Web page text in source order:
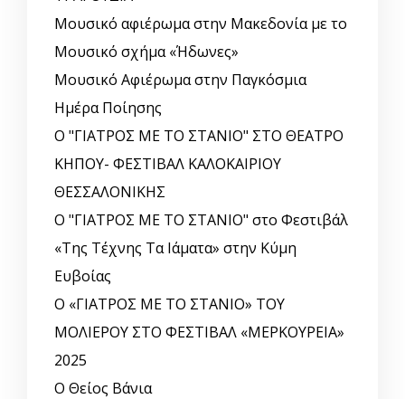
Μουσικό αφιέρωμα στην Μακεδονία με το
Μουσικό σχήμα «Ήδωνες»
Μουσικό Αφιέρωμα στην Παγκόσμια
Ημέρα Ποίησης
Ο "ΓΙΑΤΡΟΣ ΜΕ ΤΟ ΣΤΑΝΙΟ" ΣΤΟ ΘΕΑΤΡΟ
ΚΗΠΟΥ- ΦΕΣΤΙΒΑΛ ΚΑΛΟΚΑΙΡΙΟΥ
ΘΕΣΣΑΛΟΝΙΚΗΣ
Ο "ΓΙΑΤΡΟΣ ΜΕ ΤΟ ΣΤΑΝΙΟ" στο Φεστιβάλ
«Της Τέχνης Τα Ιάματα» στην Κύμη
Ευβοίας
Ο «ΓΙΑΤΡΟΣ ΜΕ ΤΟ ΣΤΑΝΙΟ» ΤΟΥ
ΜΟΛΙΕΡΟΥ ΣΤΟ ΦΕΣΤΙΒΑΛ «ΜΕΡΚΟΥΡΕΙΑ»
2025
Ο Θείος Βάνια